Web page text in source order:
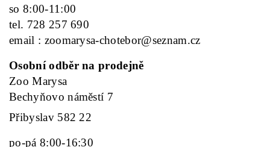
so 8:00-11:00
tel. 728 257 690
email : zoomarysa-chotebor@seznam.cz
Osobní odběr na prodejně
Zoo Marysa
Bechyňovo náměstí 7
Přibyslav 582 22
po-pá 8:00-16:30